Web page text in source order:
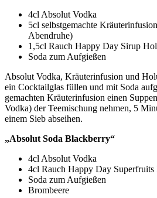
4cl Absolut Vodka
5cl selbstgemachte
Abendruhe)
1,5cl Rauch Happy Day Sirup
Soda zum Aufgießen
Absolut Vodka, Kräuterinfusion und
ein Cocktailglas füllen und mit Soda
gemachten Kräuterinfusion einen
Vodka) der Teemischung nehmen, 5
einem Sieb abseihen.
„Absolut Soda Blackberry“
4cl Absolut Vodka
4cl Rauch Happy Day Superfruits
Soda zum Aufgießen
Brombeere